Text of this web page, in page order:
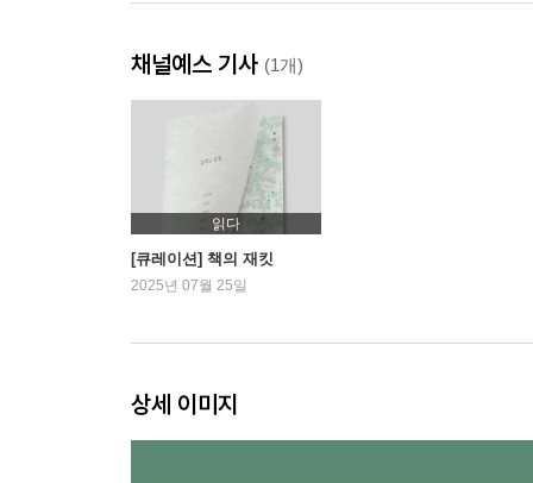
채널예스 기사 (1개)
읽다
[큐레이션] 책의 재킷
2025년 07월 25일
상세 이미지